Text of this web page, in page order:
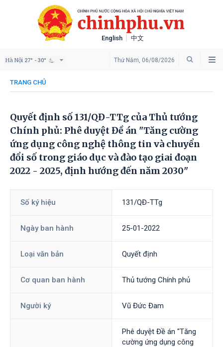
English 中文
Thứ Năm, 06/08/2026
Hà Nội 27° - 30°
TRANG CHỦ
Quyết định số 131/QĐ-TTg của Thủ tướng
Chính phủ: Phê duyệt Đề án "Tăng cường
ứng dụng công nghệ thông tin và chuyển
đổi số trong giáo dục và đào tạo giai đoạn
2022 - 2025, định hướng đến năm 2030"
Số ký hiệu 131/QĐ-TTg
Ngày ban hành 25-01-2022
Loại văn bản Quyết định
Cơ quan ban hành Thủ tướng Chính phủ
Người ký Vũ Đức Đam
Phê duyệt Đề án "Tăng
cường ứng dụng công